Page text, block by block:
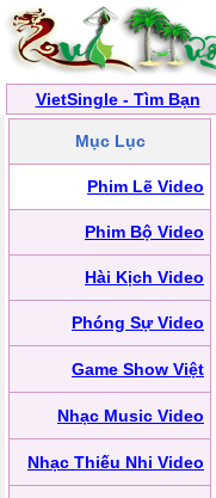
VietSingle - Tìm Bạn
Mục Lục
Phim Lẽ Video
Phim Bộ Video
Hài Kịch Video
Phóng Sự Video
Game Show Việt
Nhạc Music Video
Nhạc Thiếu Nhi Video